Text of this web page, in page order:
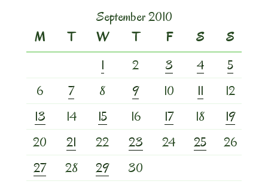
September 2010
M
T W T F S
S
1
2 3 4
5
6
7 8 9 10 11
12
13
14 15 16 17 18
19
20
21 22 23 24 25
26
27
28 29
30